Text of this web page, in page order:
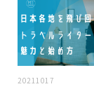
20211017